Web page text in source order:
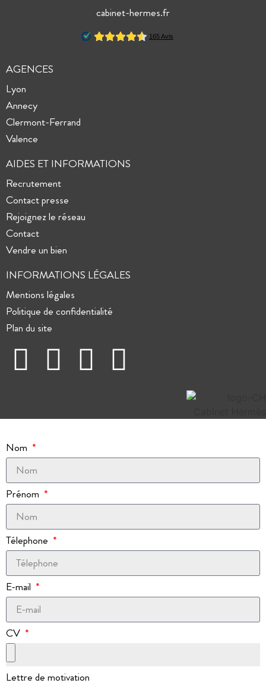
cabinet-hermes.fr
AGENCES
Lyon
Annecy
Clermont-Ferrand
Valence
AIDES ET INFORMATIONS
Recrutement
Contact presse
Rejoignez le réseau
Contact
Vendre un bien
INFORMATIONS LÉGALES
Mentions légales
Politique de confidentialité
Plan du site
Nom
Prénom
Télephone
E-mail
CV
Lettre de motivation